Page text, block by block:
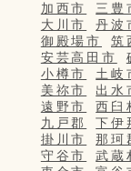
加西市
三豊
大川市
丹波
御殿場市
筑
安芸高田市
小樽市
土岐
美祢市
出水
遠野市
西臼
九戸郡
下伊
掛川市
那珂
守谷市
武蔵